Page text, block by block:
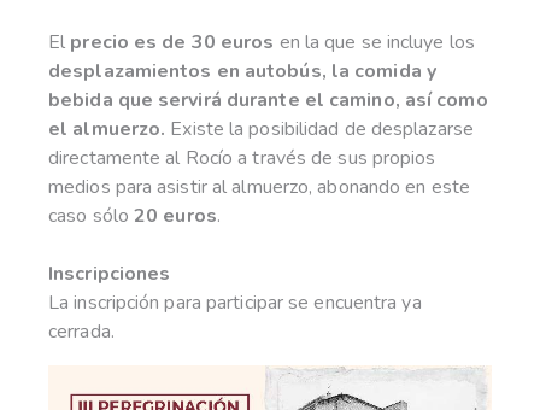
El precio es de 30 euros en la que se incluye los
desplazamientos en autobús, la comida y
bebida que servirá durante el camino, así como
el almuerzo. Existe la posibilidad de desplazarse
directamente al Rocío a través de sus propios
medios para asistir al almuerzo, abonando en este
caso sólo 20 euros.
Inscripciones
La inscripción para participar se encuentra ya
cerrada.